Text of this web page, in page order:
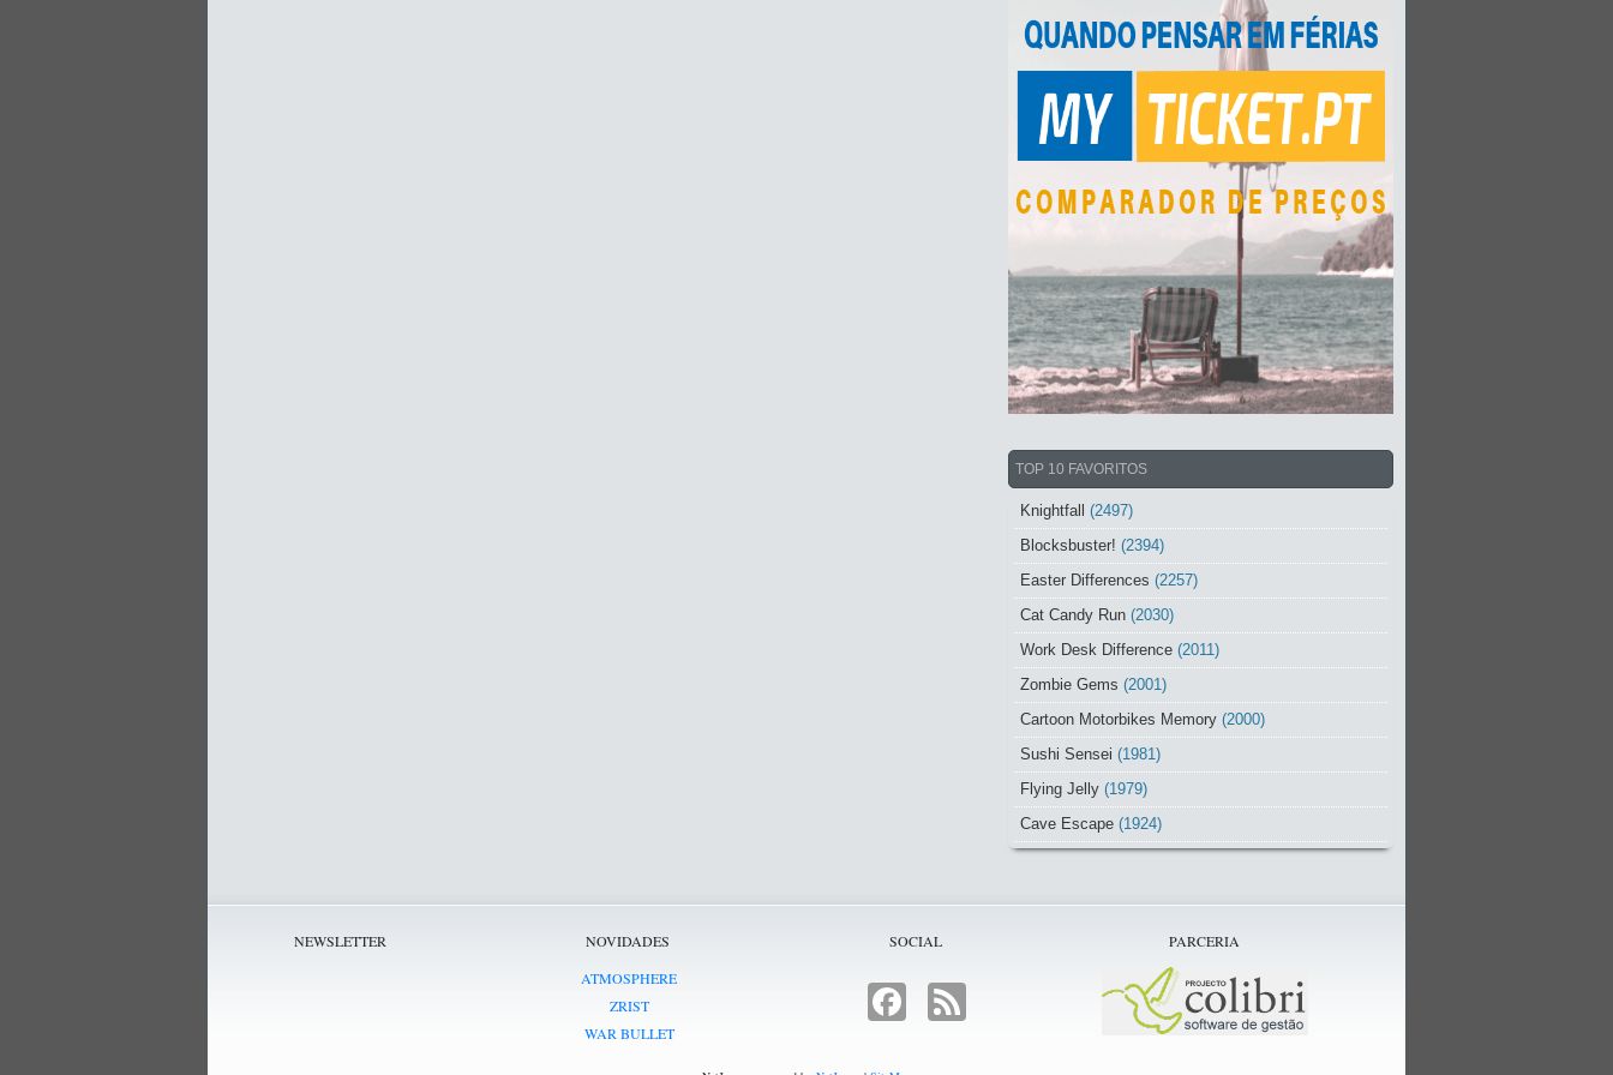
TOP 10 FAVORITOS
Knightfall (2497)
Blocksbuster! (2394)
Easter Differences (2257)
Cat Candy Run (2030)
Work Desk Difference (2011)
Zombie Gems (2001)
Cartoon Motorbikes Memory (2000)
Sushi Sensei (1981)
Flying Jelly (1979)
Cave Escape (1924)
NEWSLETTER
NOVIDADES
ATMOSPHERE
ZRIST
WAR BULLET
SOCIAL
FACEBOOK
PARCERIA